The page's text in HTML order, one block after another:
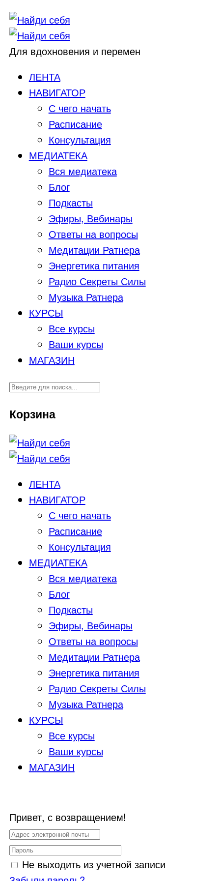
Для вдохновения и перемен
ЛЕНТА
НАВИГАТОР
С чего начать
Расписание
Консультация
МЕДИАТЕКА
Вся медиатека
Блог
Подкасты
Эфиры, Вебинары
Ответы на вопросы
Медитации Ратнера
Энергетика питания
Радио Секреты Силы
Музыка Ратнера
КУРСЫ
Все курсы
Ваши курсы
МАГАЗИН
Корзина
ЛЕНТА
НАВИГАТОР
С чего начать
Расписание
Консультация
МЕДИАТЕКА
Вся медиатека
Блог
Подкасты
Эфиры, Вебинары
Ответы на вопросы
Медитации Ратнера
Энергетика питания
Радио Секреты Силы
Музыка Ратнера
КУРСЫ
Все курсы
Ваши курсы
МАГАЗИН
Привет, с возвращением!
Не выходить из учетной записи